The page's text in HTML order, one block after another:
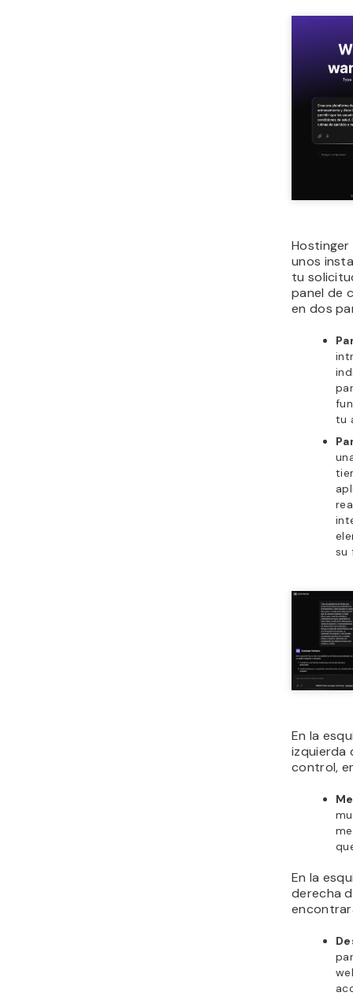
unos
tu
panel de
en dos
tu
su
En la
izquierda
control,
En la
derecha